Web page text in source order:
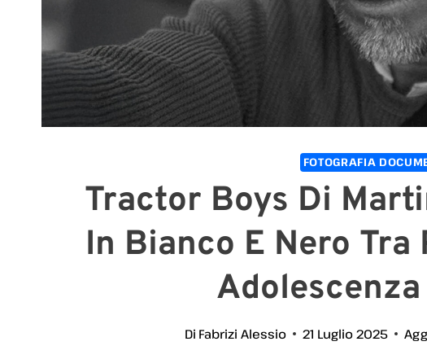
FOTOGRAFIA
Tractor Boys Di
In Bianco E Nero
Adolescenza
Di Fabrizi Alessio 21 Luglio 2025